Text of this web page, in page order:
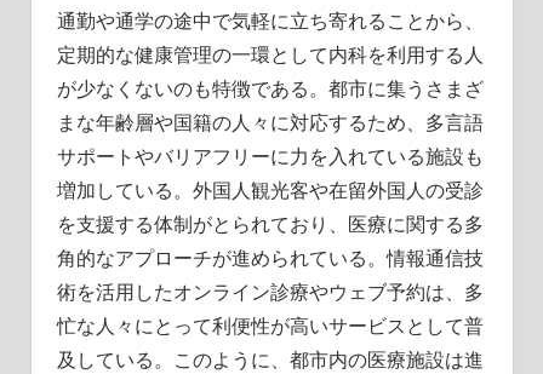
通勤や通学の途中で気軽に立ち寄れることから、
定期的な健康管理の一環として内科を利用する人
が少なくないのも特徴である。都市に集うさまざ
まな年齢層や国籍の人々に対応するため、多言語
サポートやバリアフリーに力を入れている施設も
増加している。外国人観光客や在留外国人の受診
を支援する体制がとられており、医療に関する多
角的なアプローチが進められている。情報通信技
術を活用したオンライン診療やウェブ予約は、多
忙な人々にとって利便性が高いサービスとして普
及している。このように、都市内の医療施設は進